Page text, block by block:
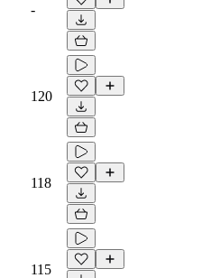
-
120
118
115